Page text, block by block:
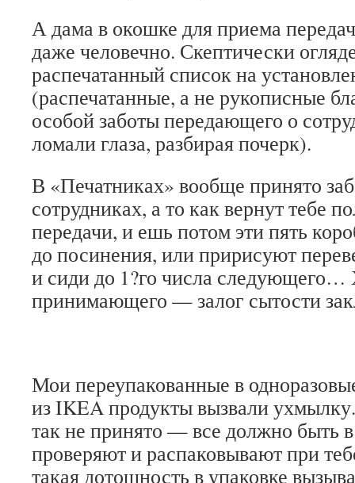
А дама в окошке для приема
даже человечно. Скептически
распечатанный список на
(распечатанные, а не рукописные
особой заботы передающего о
ломали глаза, разбирая почерк).
В «Печатниках» вообще принято
сотрудниках, а то как вернут тебе
передачи, и ешь потом эти пять
до посинения, или пририсуют
и сиди до 1?го числа следующего…
принимающего — залог сытости
Мои переупакованные в
из IKEA продукты вызвали
так не принято — все должно быть в
проверяют и распаковывают при
такая дотошность в упаковке